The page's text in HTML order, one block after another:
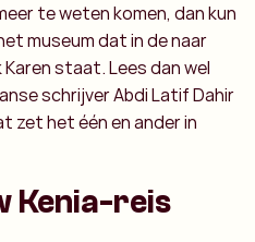
te weten komen, dan kun
museum dat in de naar
Karen staat. Lees dan wel
schrijver Abdi Latif Dahir
zet het één en ander in
Kenia-reis